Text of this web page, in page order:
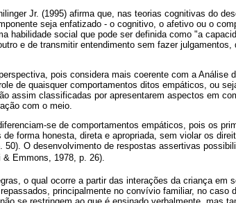
Jr. (1995) afirma que, nas teorias cognitivas do
seja enfatizado - o cognitivo, o afetivo ou o
habilidade social que pode ser definida como "a
e de transmitir entendimento sem fazer
pois considera mais coerente com a Análise
de quaisquer comportamentos ditos empáticos, ou
assim classificadas por apresentarem aspectos em
com o meio.
se de comportamentos empáticos, pois os
forma honesta, direta e apropriada, sem violar os
50). O desenvolvimento de respostas assertivas
& Emmons, 1978, p. 26).
o qual ocorre a partir das interações da criança em
principalmente no convívio familiar, no caso